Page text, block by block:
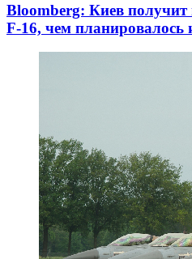
Bloomberg: Киев получит
F-16, чем планировалось